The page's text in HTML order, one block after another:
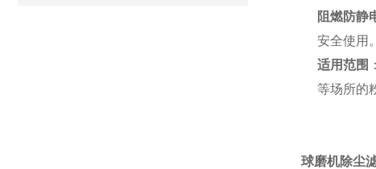
阻燃防静
安全使用。
适用范围
等场所的
球磨机除尘